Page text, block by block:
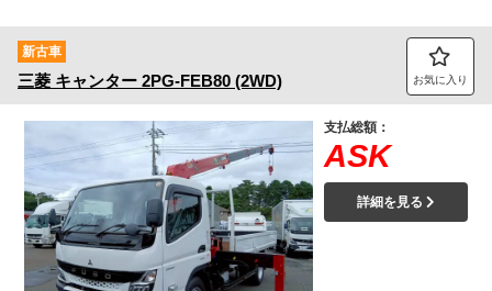
新古車
三菱 キャンター 2PG-FEB80 (2WD) お気に入り
支払総額：
ASK
詳細を見る